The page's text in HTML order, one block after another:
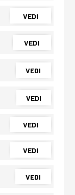
VEDI
VEDI
VEDI
VEDI
VEDI
VEDI
VEDI